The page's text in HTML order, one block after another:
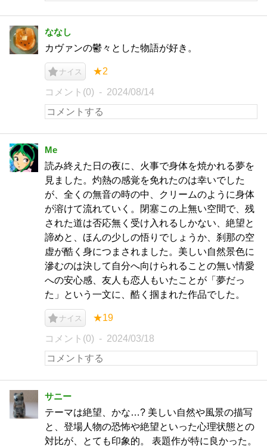
ななし
カヴァンの鬱々とした物語が好き。
ナイス ★2
コメント(0) 2024/08/14
Me
読み終えた日の夜に、火事で身体を焼かれる夢を
見ました。灼熱の感覚を免れたのは幸いでした
が、全くの無音の時の中、クリームのように身体
が溶けて流れていく。閉塞この上無い空間で、残
された道は否応無く受け入れるしかない、絶望と
諦めと、ほんの少しの悟りでしょうか、刹那の空
虚が酷く身につまされました。美しい自然景色に
滲むのは決して自分へ向けられることの無い情愛
への安心感、友人も恋人もいたことが「夢だっ
た」という一文に、酷く掴まれた作品でした。
ナイス ★19
コメント(0) 2024/03/18
サニー
テーマは絶望、かな…? 美しい自然や風景の描写
と、登場人物の恐怖や絶望といった心理状態との
対比が、とても印象的。 表題作が特に良かった。